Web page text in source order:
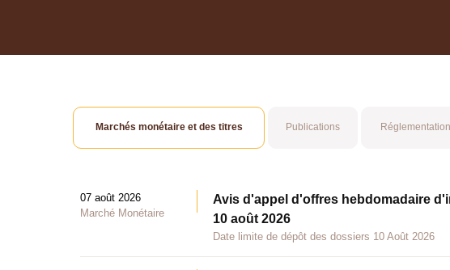
Marchés monétaire et des titres Publications Réglementation
07 août 2026
Marché Monétaire
Avis d'appel d'offres hebdomadaire
10 août 2026
Date limite de dépôt des dossiers 10 Août 2026